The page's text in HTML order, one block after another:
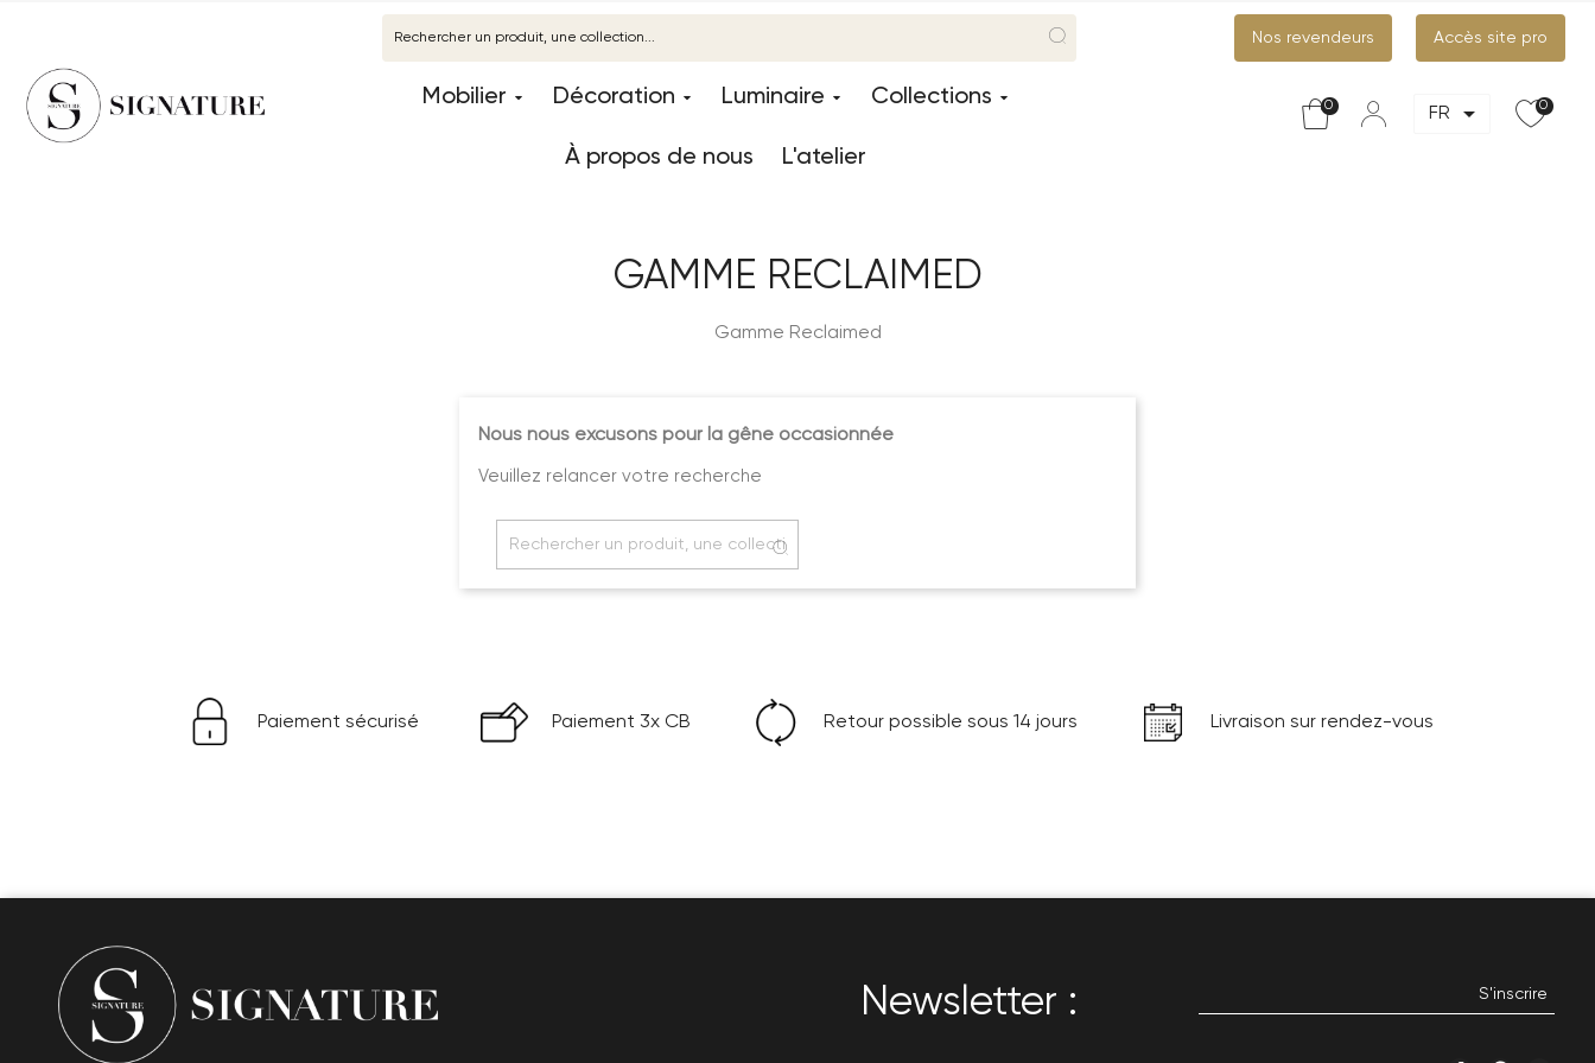
Nos revendeurs Accès site pro
0
FR 
0
Mobilier Décoration Luminaire Collections
À propos de nous L'atelier
GAMME RECLAIMED
Gamme Reclaimed
Nous nous excusons pour la gêne occasionnée
Veuillez relancer votre recherche
Paiement sécurisé Paiement 3x CB Retour possible sous 14 jours Livraison sur rendez-vous
Newsletter :